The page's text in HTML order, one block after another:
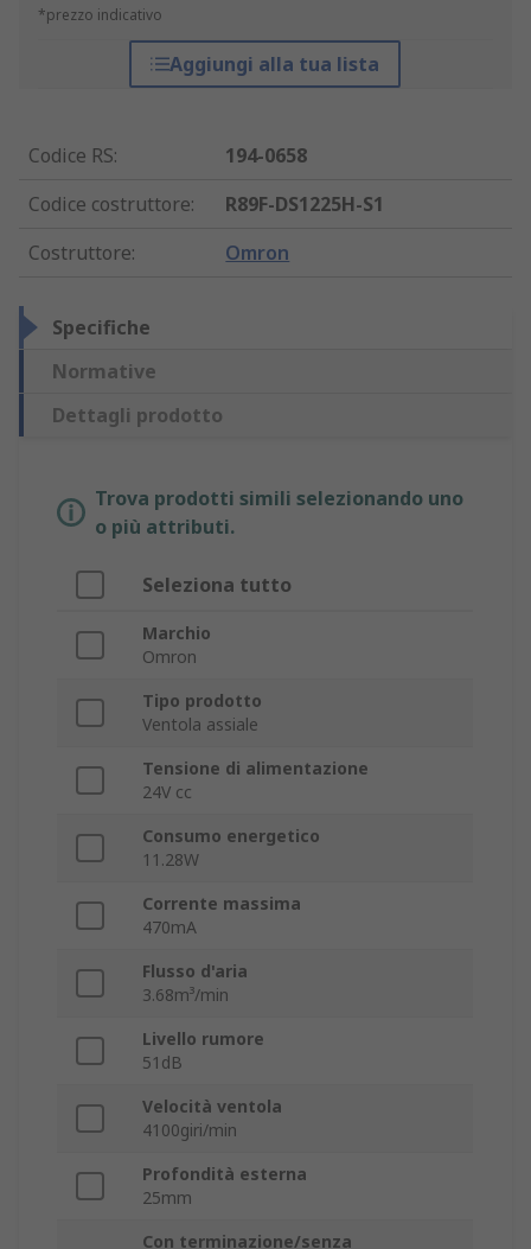
*prezzo indicativo
Aggiungi alla tua lista
Codice RS:
194-0658
Codice costruttore:
R89F-DS1225H-S1
Costruttore: Omron
Specifiche
Normative
Dettagli prodotto
Trova prodotti simili selezionando uno
o più attributi.
Seleziona tutto
Marchio
Omron
Tipo prodotto
Ventola assiale
Tensione di alimentazione
24V cc
Consumo energetico
11.28W
Corrente massima
470mA
Flusso d'aria
3.68m³/min
Livello rumore
51dB
Velocità ventola
4100giri/min
Profondità esterna
25mm
Con terminazione/senza